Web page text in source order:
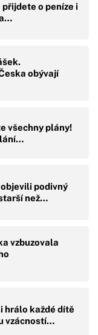
o peníze i
obývají
všechny plány!
podivný
než…
vzbuzovala
hrálo každé dítě
vzácností…